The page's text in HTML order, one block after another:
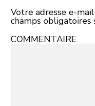
Votre adresse e-
champs obligatoires
COMMENTAIRE